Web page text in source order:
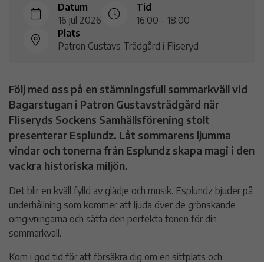
Datum
16 jul 2026
Tid
16:00 - 18:00
Plats
Patron Gustavs Trädgård i Fliseryd
Följ med oss på en stämningsfull sommarkväll vid
Bagarstugan i Patron Gustavsträdgård när
Fliseryds Sockens Samhällsförening stolt
presenterar Esplundz. Låt sommarens ljumma
vindar och tonerna från Esplundz skapa magi i den
vackra historiska miljön.
Det blir en kväll fylld av glädje och musik. Esplundz bjuder på
underhållning som kommer att ljuda över de grönskande
omgivningarna och sätta den perfekta tonen för din
sommarkväll.
Kom i god tid för att försäkra dig om en sittplats och